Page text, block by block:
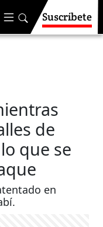
Suscríbete
de
que se
en